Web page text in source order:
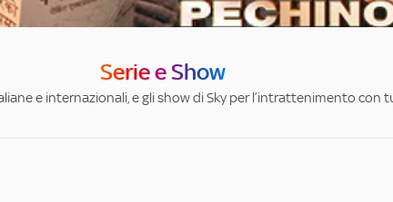
Serie e Show
e internazionali, e gli show di Sky per l’intrattenimento con